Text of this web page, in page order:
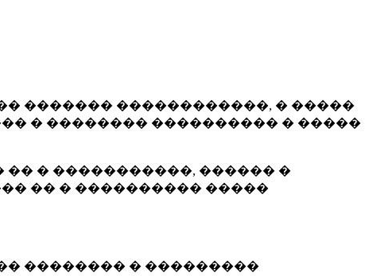
������� ������������, � �����
� �������� ���������� � �����
� �����������, ������ �
�� � ���������� �����
�������� � ���������